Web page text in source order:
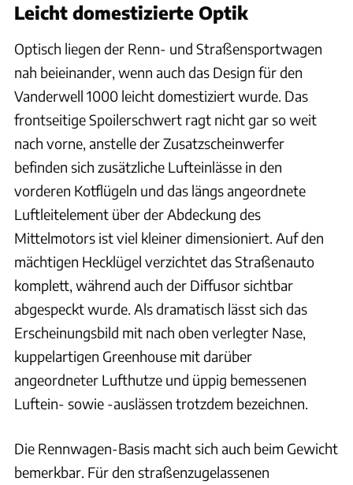
Leicht domestizierte Optik
Optisch liegen der Renn- und Straßensportwagen
nah beieinander, wenn auch das Design für den
Vanderwell 1000 leicht domestiziert wurde. Das
frontseitige Spoilerschwert ragt nicht gar so weit
nach vorne, anstelle der Zusatzscheinwerfer
befinden sich zusätzliche Lufteinlässe in den
vorderen Kotflügeln und das längs angeordnete
Luftleitelement über der Abdeckung des
Mittelmotors ist viel kleiner dimensioniert. Auf den
mächtigen Hecklügel verzichtet das Straßenauto
komplett, während auch der Diffusor sichtbar
abgespeckt wurde. Als dramatisch lässt sich das
Erscheinungsbild mit nach oben verlegter Nase,
kuppelartigen Greenhouse mit darüber
angeordneter Lufthutze und üppig bemessenen
Luftein- sowie -auslässen trotzdem bezeichnen.
Die Rennwagen-Basis macht sich auch beim Gewicht
bemerkbar. Für den straßenzugelassenen